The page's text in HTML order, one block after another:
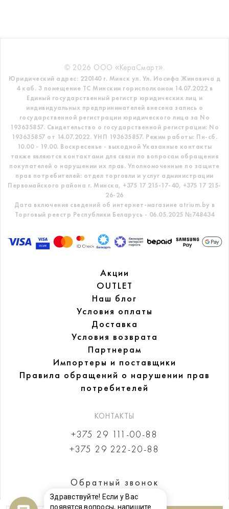
© 2026 ООО «КераСмарт».
Юридический адрес: 220140 г. Минск ул. Ул. Иосифа Жиновича д
4 каб. 3 помещение ТС Минским горисполкомом 14.07.2022 в
Единый государственный регистр юридических лиц и
индивидуальных предпринимателей внесена запись о
государственной регистрации юридического лица за No
193635857. Свидетельство о государственной регистрации: No
193635857 от 14.07.2022. УНП 193635857. Режим работы: Пн-сб.
10.00 - 19.00. Воскресенье - выходной Указанные контакты
также являются контактами для связи по вопросам обращения
покупателей о нарушении их прав. Уполномоченные по защите
прав потребителей: отдел торговли и услуг администрации
Первомайского района г. Минска, +375 17 215-17-40, +375 17 215-
26-26
Дата включения сведений об интернет-магазине atrium.by в
Торговый реестр Республики Беларусь - 06.05.2025 №748434
Акции
OUTLET
Наш блог
Условия оплаты
Доставка
Условия возврата
Партнерам
Импортеры и поставщики
Правила обращений о нарушении прав
потребителей
КОНТАКТЫ
+375 29 111-00-88
+375 29 222-20-88
Обратный звонок
Здравствуйте! Если у Вас
появятся вопросы, напишите